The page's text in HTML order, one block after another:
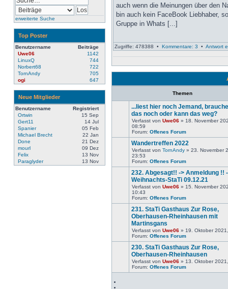
erweiterte Suche
Top Poster
Benutzername
Beiträge
Uwe06
1142
LinuxQ
744
Norbert68
722
TornAndy
705
ogi
647
Neue Mitglieder
Benutzername
Registriert
Ortwin
15 Sep
Gert11
14 Jul
Spanier
05 Feb
Michael Brecht
22 Jan
Done
21 Dez
mourl
09 Dez
Felix
13 Nov
Paraglyder
13 Nov
auch wenn die Meinungen über den
bin auch kein FaceBook Liebhaber,
Gruppe in Whats [...]
Zugriffe: 478388 • Kommentare: 3 • Antwort
Themen
Keine
neuen
Beiträge
...liest hier noch Jemand,
das noch oder kann das weg?
Verfasst von Uwe06 » 18. November
08:59
Forum: Offenes Forum
Keine
neuen
Beiträge
Wandertreffen 2022
Verfasst von TornAndy » 23. November
23:53
Forum: Offenes Forum
Keine
neuen
Beiträge
232. Abgesagt!! -> Anmeldung !! -
Weihnachts-StaTi 09.12.21
Verfasst von Uwe06 » 15. November
10:43
Forum: Offenes Forum
Keine
neuen
Beiträge
231. StaTi Gasthaus Zur Rose,
Oberhausen-Rheinhausen mit
Martinsgans
Verfasst von Uwe06 » 19. Oktober
Forum: Offenes Forum
Keine
neuen
230. StaTi Gasthaus Zur Rose,
Oberhausen-Rheinhausen
Verfasst von Uwe06 » 13. Oktober
Forum: Offenes Forum